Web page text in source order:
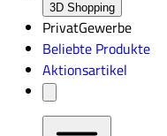
3D Shopping
PrivatGewerbe
Beliebte Produkte
Aktionsartikel